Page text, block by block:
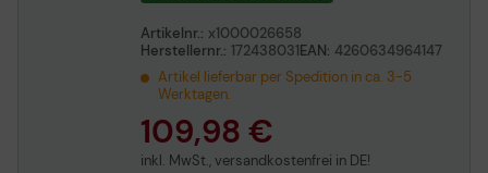
Artikelnr.: x1000026658
Herstellernr.: 172438031EAN: 4260634964147
Artikel lieferbar per Spedition in ca. 3-5
Werktagen.
109,98 €
inkl. MwSt., versandkostenfrei in DE!